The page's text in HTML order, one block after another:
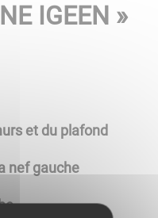
IGEEN »
et du plafond
nef gauche